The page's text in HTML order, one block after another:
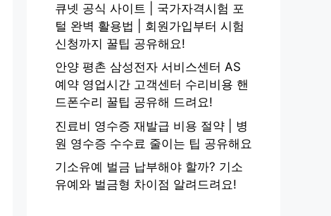
큐넷 공식 사이트 | 국가자격시험 포
털 완벽 활용법 | 회원가입부터 시험
신청까지 꿀팁 공유해요!
안양 평촌 삼성전자 서비스센터 AS
예약 영업시간 고객센터 수리비용 핸
드폰수리 꿀팁 공유해 드려요!
진료비 영수증 재발급 비용 절약 | 병
원 영수증 수수료 줄이는 팁 공유해요
기소유예 벌금 납부해야 할까? 기소
유예와 벌금형 차이점 알려드려요!